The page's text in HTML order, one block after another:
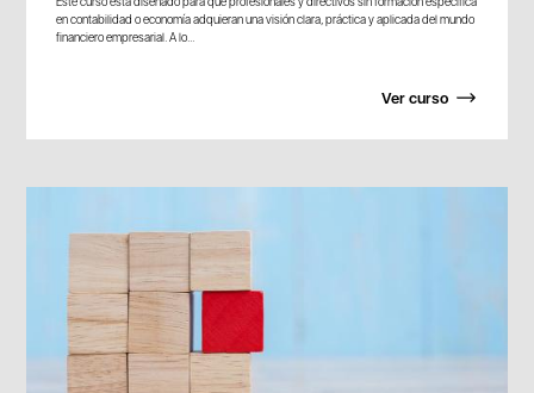
en contabilidad o economía adquieran una visión clara, práctica y aplicada del mundo
financiero empresarial. A lo...
Ver curso